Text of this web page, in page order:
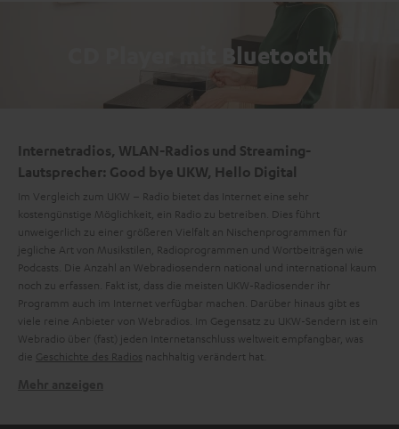
CD Player mit Bluetooth
Internetradios, WLAN-Radios und Streaming-
Lautsprecher: Good bye UKW, Hello Digital
Im Vergleich zum UKW – Radio bietet das Internet eine sehr
kostengünstige Möglichkeit, ein Radio zu betreiben. Dies führt
unweigerlich zu einer größeren Vielfalt an Nischenprogrammen für
jegliche Art von Musikstilen, Radioprogrammen und Wortbeiträgen wie
Podcasts. Die Anzahl an Webradiosendern national und international kaum
noch zu erfassen. Fakt ist, dass die meisten UKW-Radiosender ihr
Programm auch im Internet verfügbar machen. Darüber hinaus gibt es
viele reine Anbieter von Webradios. Im Gegensatz zu UKW-Sendern ist ein
Webradio über (fast) jeden Internetanschluss weltweit empfangbar, was
die Geschichte des Radios nachhaltig verändert hat.